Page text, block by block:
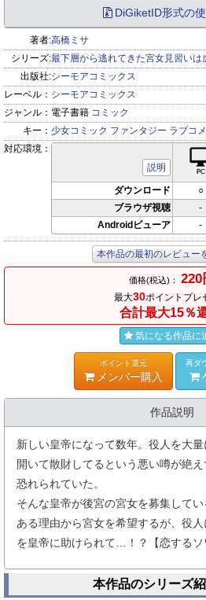
DiGiketID形式の
著者:高橋ミサ
シリーズ:最下層から逃れてきた宮女見習いは
出版社:シーモアコミックス
レーベル： シーモアコミックス
ジャンル： 電子書籍 コミック
キー： 少女コミック ファンタジー ラブコメ
対応環境：
説明
ダウンロード ○
ブラウザ視聴
-
Androidビューア
-
本作品の最初のレビュー
価格(税込)： 220
最大30ポイントプレ
合計最大15％
気になる作品に
ポイント還元
メンバー購入
再ダ
作品説明
新しい皇帝になって数年。役人を大
開いて散財してるという悪い噂が絶
恐れられていた。
そんな皇帝が後宮の宮女を募集して
ある理由から宮女を希望するが、役
を皇帝に助けられて…！？【恋するソ
本作品のシリーズ